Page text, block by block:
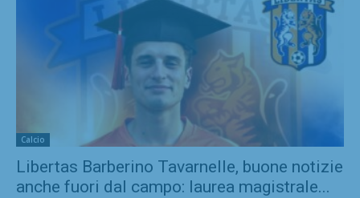
Calcio
Libertas Barberino Tavarnelle, buone notizie
anche fuori dal campo: laurea magistrale...